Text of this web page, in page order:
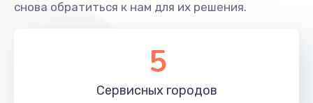
снова обратиться к нам для их решения.
5
Сервисных городов